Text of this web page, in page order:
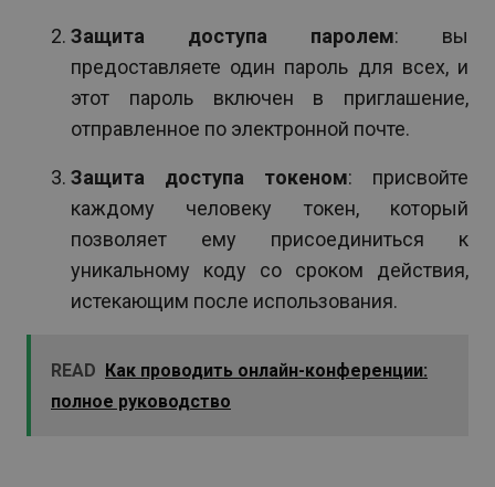
Защита доступа паролем: вы
предоставляете один пароль для всех, и
этот пароль включен в приглашение,
отправленное по электронной почте.
Защита доступа токеном: присвойте
каждому человеку токен, который
позволяет ему присоединиться к
уникальному коду со сроком действия,
истекающим после использования.
READ Как проводить онлайн-конференции:
полное руководство